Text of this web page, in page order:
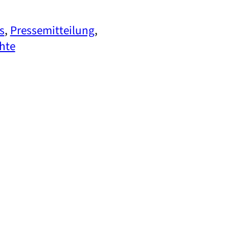
, Pressemitteilung